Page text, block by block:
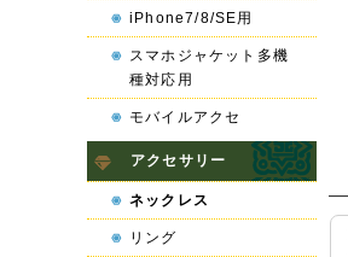
iPhone7/8/SE用
スマホジャケット多機
種対応用
モバイルアクセ
アクセサリー
ネックレス
リング